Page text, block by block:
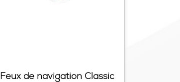
Feux de navigation Classic